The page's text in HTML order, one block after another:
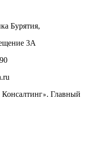
Бурятия,
3А
». Главный